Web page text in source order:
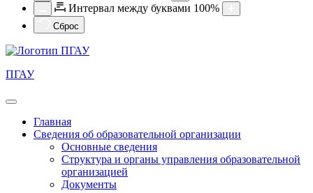
Интервал между буквами 100%
Сброс
ПГАУ
Главная
Сведения об образовательной организации
Основные сведения
Структура и органы управления образовательной
организацией
Документы